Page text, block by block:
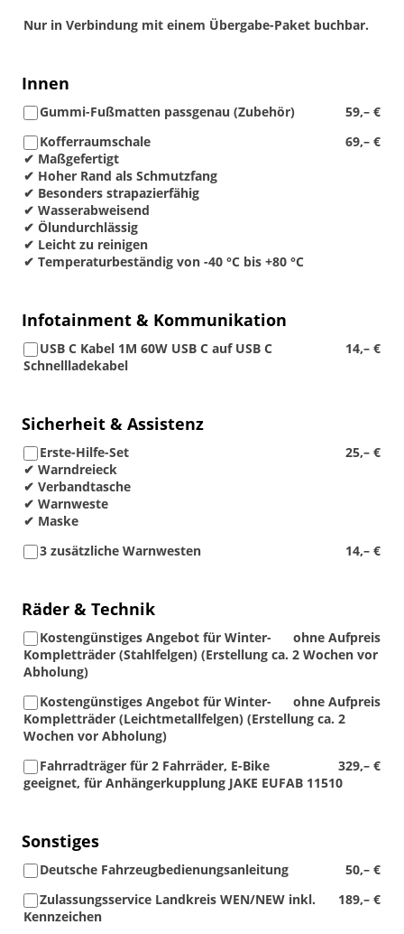
Nur in Verbindung mit einem Übergabe-Paket buchbar.
Innen
59,– €
Gummi-Fußmatten passgenau (Zubehör)
69,– €
Kofferraumschale
✔ Maßgefertigt
✔ Hoher Rand als Schmutzfang
✔ Besonders strapazierfähig
✔ Wasserabweisend
✔ Ölundurchlässig
✔ Leicht zu reinigen
✔ Temperaturbeständig von -40 °C bis +80 °C
Infotainment & Kommunikation
14,– €
USB C Kabel 1M 60W USB C auf USB C
Schnellladekabel
Sicherheit & Assistenz
25,– €
Erste-Hilfe-Set
✔ Warndreieck
✔ Verbandtasche
✔ Warnweste
✔ Maske
14,– €
3 zusätzliche Warnwesten
Räder & Technik
ohne Aufpreis
Kostengünstiges Angebot für Winter-
Kompletträder (Stahlfelgen) (Erstellung ca. 2 Wochen vor
Abholung)
ohne Aufpreis
Kostengünstiges Angebot für Winter-
Kompletträder (Leichtmetallfelgen) (Erstellung ca. 2
Wochen vor Abholung)
329,– €
Fahrradträger für 2 Fahrräder, E-Bike
geeignet, für Anhängerkupplung JAKE EUFAB 11510
Sonstiges
50,– €
Deutsche Fahrzeugbedienungsanleitung
189,– €
Zulassungsservice Landkreis WEN/NEW inkl.
Kennzeichen